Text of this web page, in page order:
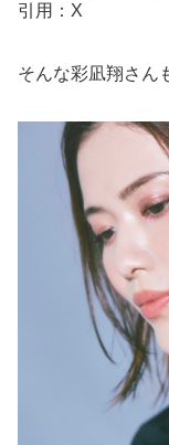
引用：X
そんな彩凪翔さん